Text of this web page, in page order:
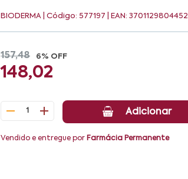
BIODERMA | Código: 577197 | EAN: 3701129804452
157,48 6% OFF
148,02
1 Adicionar
Vendido e entregue por Farmácia Permanente